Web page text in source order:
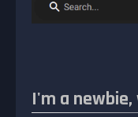
I'm a